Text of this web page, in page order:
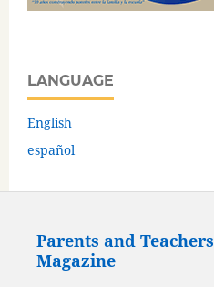
LANGUAGE
English
español
Parents and Teachers
Magazine